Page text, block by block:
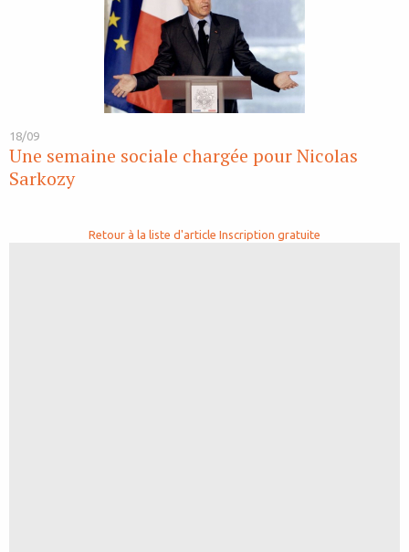
18/09
Une semaine sociale chargée pour Nicolas
Sarkozy
Retour à la liste d'article Inscription gratuite